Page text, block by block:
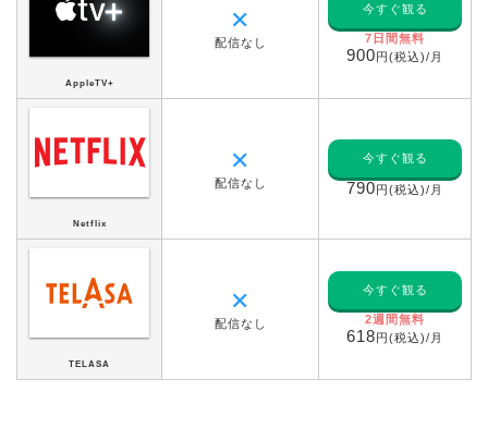
AppleTV+
✕
配信なし
今すぐ観る
7日間無料
900円(税込)/月
Netflix
✕
配信なし
今すぐ観る
790円(税込)/月
TELASA
✕
配信なし
今すぐ観る
2週間無料
618円(税込)/月